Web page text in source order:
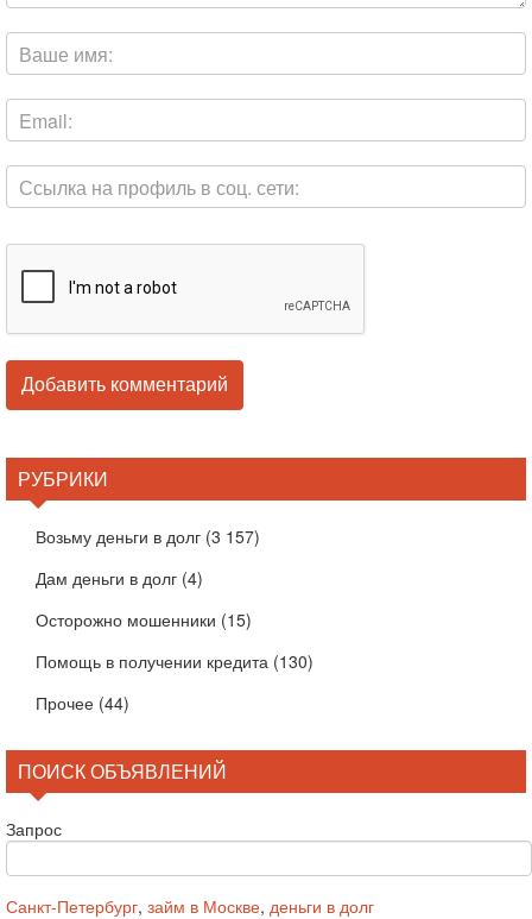
РУБРИКИ
Возьму деньги в долг (3 157)
Дам деньги в долг (4)
Осторожно мошенники (15)
Помощь в получении кредита (130)
Прочее (44)
ПОИСК ОБЪЯВЛЕНИЙ
Запрос
Санкт-Петербург, займ в Москве, деньги в долг